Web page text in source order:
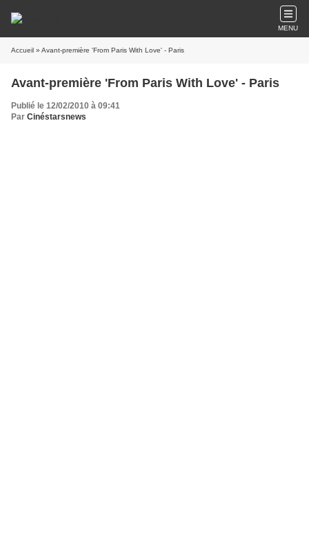
MENU
Accueil » Avant-première 'From Paris With Love' - Paris
Avant-première 'From Paris With Love' - Paris
Publié le 12/02/2010 à 09:41
Par Cinéstarsnews